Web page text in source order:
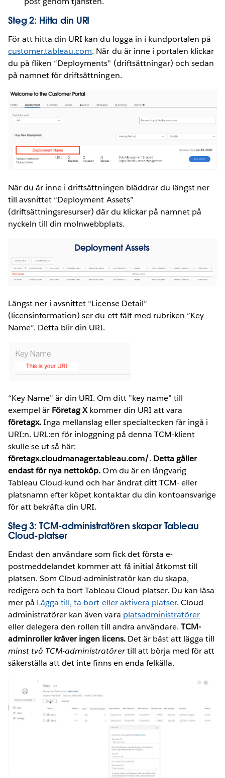
Steg 2: Hitta din URI
För att hitta din URI kan du logga in i kundportalen på
customer.tableau.com. När du är inne i portalen klickar
du på fliken “Deployments” (driftsättningar) och sedan
på namnet för driftsättningen.
När du är inne i driftsättningen bläddrar du längst ner
till avsnittet “Deployment Assets”
(driftsättningsresurser) där du klickar på namnet på
nyckeln till din molnwebbplats.
Längst ner i avsnittet “License Detail”
(licensinformation) ser du ett fält med rubriken ”Key
Name”. Detta blir din URI.
“Key Name” är din URI. Om ditt ”key name” till
exempel är Företag Xkommer din URI att vara
företagx.Inga mellanslag eller specialtecken får ingå i
URI:n. URL:en för inloggning på denna TCM-klient
skulle se ut så här:
företagx.cloudmanager.tableau.com/. Detta gäller
endast för nya nettoköp.Om du är en långvarig
Tableau Cloud-kund och har ändrat ditt TCM- eller
platsnamn efter köpet kontaktar du din kontoansvarige
för att bekräfta din URI.
Steg 3: TCM-administratören skapar Tableau
Cloud-platser
Endast den användare som fick det första e-
postmeddelandet kommer att få initial åtkomst till
platsen. Som Cloud-administratör kan du skapa,
redigera och ta bort Tableau Cloud-platser. Du kan läsa
mer på Lägga till, ta bort eller aktivera platser. Cloud-
administratörer kan även vara platsadministratörer
eller delegera den rollen till andra användare. TCM-
adminroller kräver ingen licens.Det är bäst att lägga till
minst två TCM-administratörertill att börja med för att
säkerställa att det inte finns en enda felkälla.